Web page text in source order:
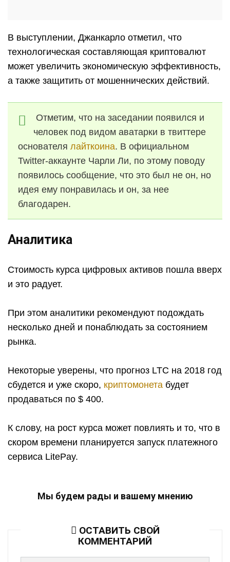
В выступлении, Джанкарло отметил, что
технологическая составляющая криптовалют
может увеличить экономическую эффективность,
а также защитить от мошеннических действий.
Отметим, что на заседании появился и
человек под видом аватарки в твиттере
основателя лайткоина. В официальном
Twitter-аккаунте Чарли Ли, по этому поводу
появилось сообщение, что это был не он, но
идея ему понравилась и он, за нее
благодарен.
Аналитика
Стоимость курса цифровых активов пошла вверх
и это радует.
При этом аналитики рекомендуют подождать
несколько дней и понаблюдать за состоянием
рынка.
Некоторые уверены, что прогноз LTC на 2018 год
сбудется и уже скоро, криптомонета будет
продаваться по $ 400.
К слову, на рост курса может повлиять и то, что в
скором времени планируется запуск платежного
сервиса LitePay.
Мы будем рады и вашему мнению
ОСТАВИТЬ СВОЙ
КОММЕНТАРИЙ